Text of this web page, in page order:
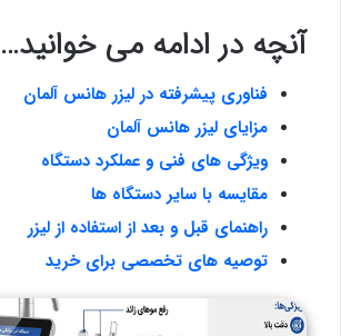
آنچه در ادامه می خوانید…
فناوری پیشرفته در لیزر هانس آلمان
مزایای لیزر هانس آلمان
ویژگی های فنی و عملکرد دستگاه
مقایسه با سایر دستگاه ها
راهنمای قبل و بعد از استفاده از لیزر
توصیه های تخصصی برای خرید